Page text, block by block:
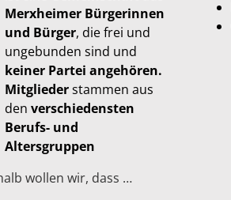
Merxheimer Bürgerinnen
und Bürger, die frei und
ungebunden sind und
keiner Partei angehören.
Mitgliederstammen aus
den verschiedensten
Berufs- und
Altersgruppen
wollen wir, dass …